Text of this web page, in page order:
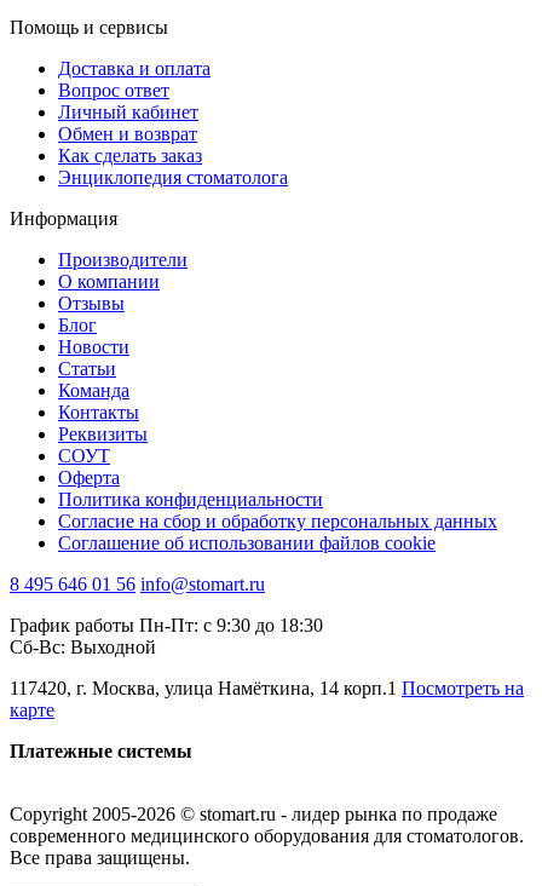
Помощь и сервисы
Доставка и оплата
Вопрос ответ
Личный кабинет
Обмен и возврат
Как сделать заказ
Энциклопедия стоматолога
Информация
Производители
О компании
Отзывы
Блог
Новости
Статьи
Команда
Контакты
Реквизиты
СОУТ
Оферта
Политика конфиденциальности
Согласие на сбор и обработку персональных данных
Соглашение об использовании файлов cookie
8 495 646 01 56 info@stomart.ru
График работы Пн-Пт: с 9:30 до 18:30
Сб-Вс: Выходной
117420, г. Москва, улица Намёткина, 14 корп.1 Посмотреть на
карте
Платежные системы
Copyright 2005-2026 © stomart.ru - лидер рынка по продаже
современного медицинского оборудования для стоматологов.
Все права защищены.